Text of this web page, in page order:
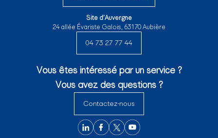
Site d’Auvergne
24 allée Évariste Galois, 63170 Aubière
04 73 27 77 44
Vous êtes intéressé par un service ?
Vous avez des questions ?
Contactez-nous